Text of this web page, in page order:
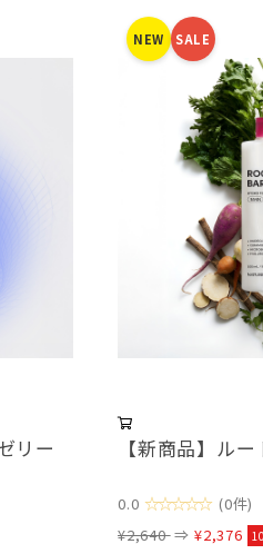
リー
NEW SALE
【新商品】ル
0.0 ☆☆☆☆☆ (0件)
¥2,640⇒¥2,376